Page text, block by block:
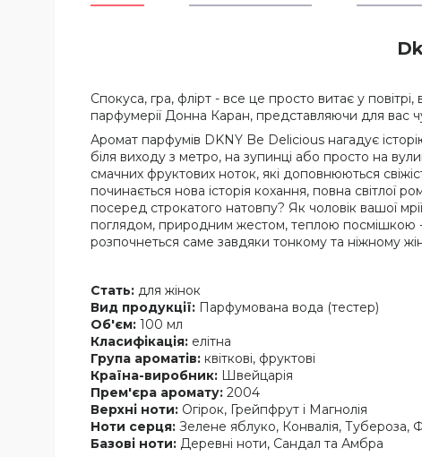
Спокуса, гра, флірт - все це просто витає у
парфумерії Донна Каран, представляючи для вас
Аромат парфумів DKNY Be Delicious нагадує
біля виходу з метро, на зупинці або просто на
смачних фруктових ноток, які доповнюються
починається нова історія кохання, повна
посеред строкатого натовпу? Як чоловік вашої
поглядом, природним жестом, теплою посмішкою -
розпочнеться саме завдяки тонкому та ніжному
Стать: для жінок
Вид продукції: Парфумована вода (тестер)
Об'єм: 100 мл
Класифікація: елітна
Група ароматів: квіткові, фруктові
Країна-виробник: Швейцарія
Прем'єра аромату: 2004
Верхні ноти: Огірок, Грейпфрут і Магнолія
Ноти серця: Зелене яблуко, Конвалія, Тубероза,
Базові ноти: Деревні ноти, Сандал та Амбра